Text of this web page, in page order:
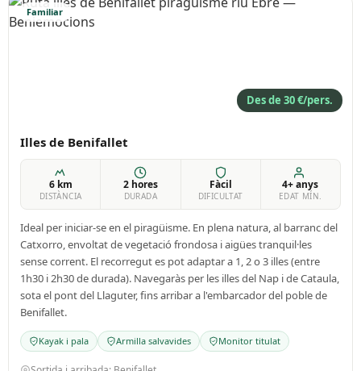
Familiar
Des de 30 €/pers.
Illes de Benifallet
6 km
DISTÀNCIA
2 hores
DURADA
Fàcil
DIFICULTAT
4+ anys
EDAT MÍN.
Ideal per iniciar-se en el piragüisme. En plena natura, al barranc del
Catxorro, envoltat de vegetació frondosa i aigües tranquil·les
sense corrent. El recorregut es pot adaptar a 1, 2 o 3 illes (entre
1h30 i 2h30 de durada). Navegaràs per les illes del Nap i de Cataula,
sota el pont del Llaguter, fins arribar a l'embarcador del poble de
Benifallet.
Kayak i pala Armilla salvavides Monitor titulat